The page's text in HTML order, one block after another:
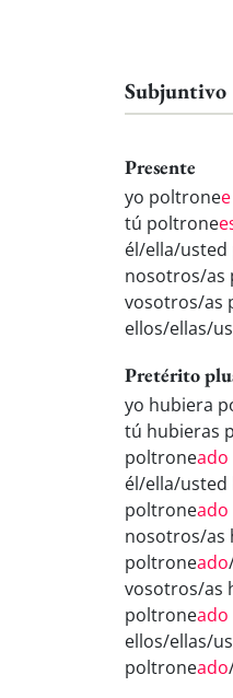
Subjuntivo
Presente
yo poltronee
tú poltrone
él/ella/
nosotros/as
vosotros/as
ellos/ellas/
Pretérito
yo hubiera
tú hubieras
poltroneado
él/ella/
poltroneado
nosotros/as
poltroneado
vosotros/as
poltroneado
ellos/ellas/
poltroneado